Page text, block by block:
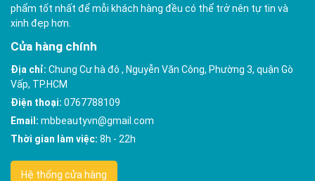
phẩm tốt nhất để mỗi khách hàng đều có thể trở nên tự tin và
xinh đẹp hơn.
Cửa hàng chính
Địa chỉ: Chung Cư hà đô , Nguyễn Văn Công, Phường 3, quận Gò
Vấp, TP.HCM
Điện thoại: 0767788109
Email: mbbeautyvn@gmail.com
Thời gian làm việc: 8h - 22h
Hệ thống cửa hàng